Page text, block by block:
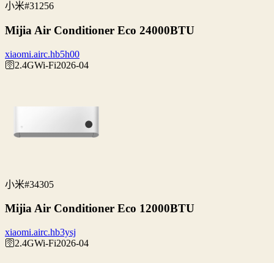
小米#31256
Mijia Air Conditioner Eco 24000BTU
xiaomi.airc.hb5h00
🛜2.4GWi‑Fi2026-04
小米#34305
Mijia Air Conditioner Eco 12000BTU
xiaomi.airc.hb3ysj
🛜2.4GWi‑Fi2026-04